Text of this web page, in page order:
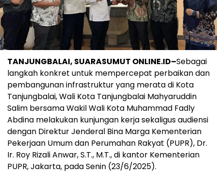
TANJUNGBALAI, SUARASUMUT ONLINE.ID–Sebagai
langkah konkret untuk mempercepat perbaikan dan
pembangunan infrastruktur yang merata di Kota
Tanjungbalai, Wali Kota Tanjungbalai Mahyaruddin
Salim bersama Wakil Wali Kota Muhammad Fadly
Abdina melakukan kunjungan kerja sekaligus audiensi
dengan Direktur Jenderal Bina Marga Kementerian
Pekerjaan Umum dan Perumahan Rakyat (PUPR), Dr.
Ir. Roy Rizali Anwar, S.T., M.T., di kantor Kementerian
PUPR, Jakarta, pada Senin (23/6/2025).